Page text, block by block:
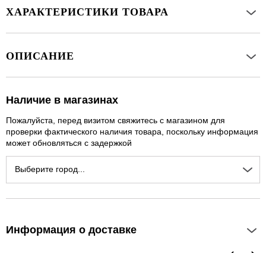
ХАРАКТЕРИСТИКИ ТОВАРА
ОПИСАНИЕ
Наличие в магазинах
Пожалуйста, перед визитом свяжитесь с магазином для
проверки фактического наличия товара, поскольку информация
может обновляться с задержкой
Выберите город...
Информация о доставке